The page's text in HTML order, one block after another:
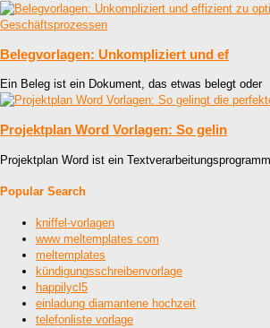
Belegvorlagen: Unkompliziert und ef
Ein Beleg ist ein Dokument, das etwas belegt oder
Projektplan Word Vorlagen: So gelin
Projektplan Word ist ein
Popular Search
kniffel-vorlagen
www meltemplates com
meltemplates
kündigungsschreibenvorlage
happilycl5
einladung diamantene hochzeit
telefonliste vorlage